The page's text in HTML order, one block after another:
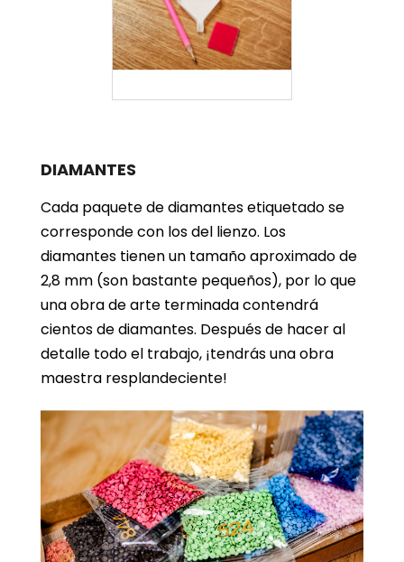
DIAMANTES
Cada paquete de diamantes etiquetado se
corresponde con los del lienzo. Los
diamantes tienen un tamaño aproximado de
2,8 mm (son bastante pequeños), por lo que
una obra de arte terminada contendrá
cientos de diamantes. Después de hacer al
detalle todo el trabajo, ¡tendrás una obra
maestra resplandeciente!